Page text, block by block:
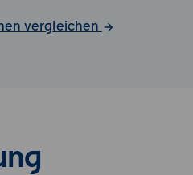
vergleichen